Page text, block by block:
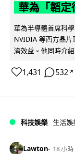
華為「韜定
華為半導體首席科
NVIDIA 等西方晶
濟效益。他同時介
1,431 532 ↗
科技娛樂 生活娛
Lawton 18 小時